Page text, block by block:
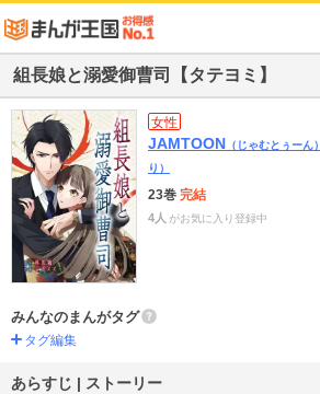
組長娘と溺愛御曹司【タテヨミ】
女性
JAMTOON （じゃむとぅーん）
り）
23巻 完結
4人 がお気に入り登録中
みんなのまんがタグ
タグ編集
あらすじ | ストーリー